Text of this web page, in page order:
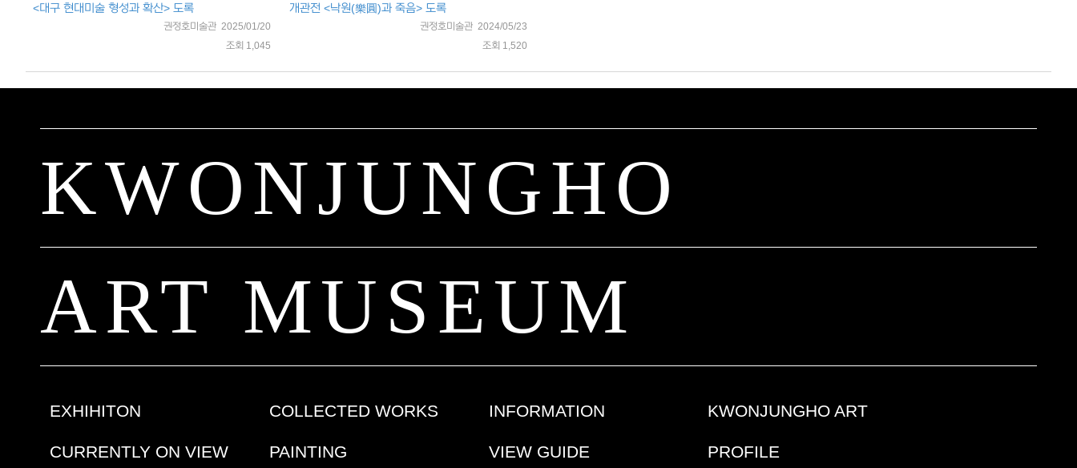
<대구 현대미술 형성과 확산> 도록
권정호미술관 2025/01/20
조회 1,045
개관전 <낙원(樂圓)과 죽음> 도록
권정호미술관 2024/05/23
조회 1,520
KWONJUNGHO
ART MUSEUM
EXHIHITON
CURRENTLY ON VIEW
COLLECTED WORKS
PAINTING
INFORMATION
VIEW GUIDE
KWONJUNGHO ART
PROFILE